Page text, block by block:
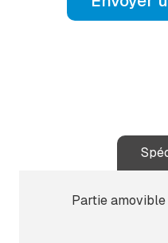
Partie